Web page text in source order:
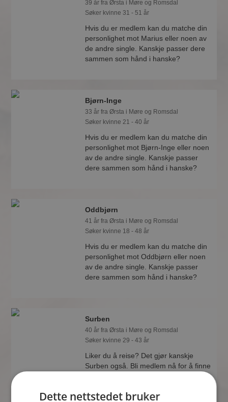
39 år fra Ørsta i Møre og Romsdal
Søker kvinne 31 - 51 år
Hvis du er medlem kan du matche din
personlighet mot Marius eller noen av
de andre single. Kanskje passer dere
sammen som hånd i hanske?
Bjørn-Inge
33 år fra Ørsta i Møre og Romsdal
Søker kvinne 21 - 40 år
Hvis du er medlem kan du matche din
personlighet mot Bjørn-Inge eller noen
av de andre single. Kanskje passer
dere sammen som hånd i hanske?
Oddbjørn
41 år fra Ørsta i Møre og Romsdal
Søker kvinne 18 - 48 år
Hvis du er medlem kan du matche din
personlighet mot Oddbjørn eller noen
av de andre single. Kanskje passer
dere sammen som hånd i hanske?
Surben
40 år fra Ørsta i Møre og Romsdal
Søker kvinne 29 - 43 år
Liker du å reise? Det gjør kanskje
Surben også. Bli medlem nå for å finne
Dette nettstedet bruker